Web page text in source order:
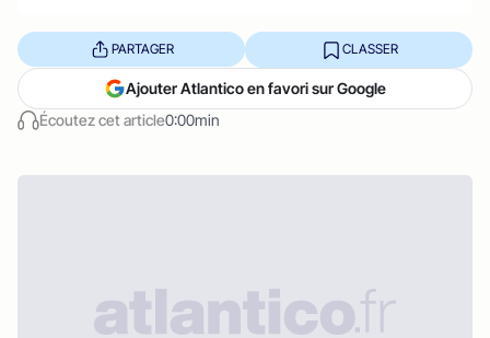
Écoutez cet article0:00min
PARTAGER CLASSER
Ajouter Atlantico en favori sur Google